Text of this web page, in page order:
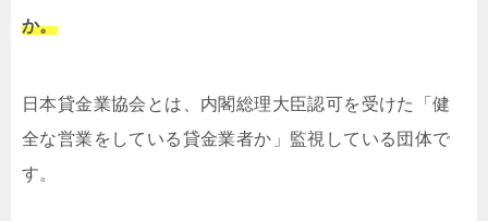
か。
日本貸金業協会とは、内閣総理大臣認可を受けた「健
全な営業をしている貸金業者か」監視している団体で
す。